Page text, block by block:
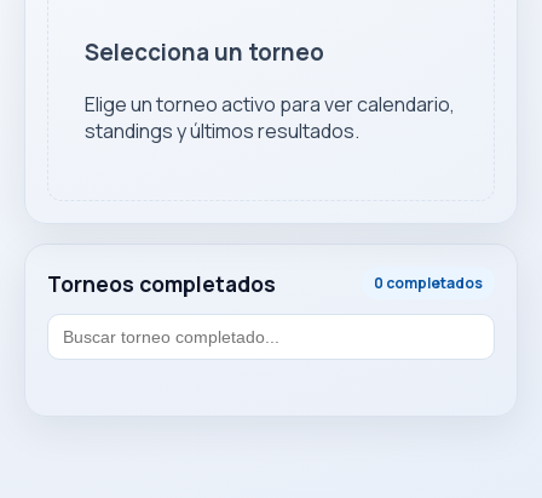
Torneos completados 0 completados
Selecciona un torneo
Elige un torneo activo para ver calendario,
standings y últimos resultados.